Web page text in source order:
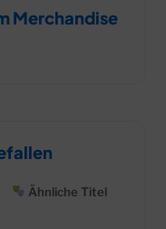
Merchandise
Ähnliche Titel